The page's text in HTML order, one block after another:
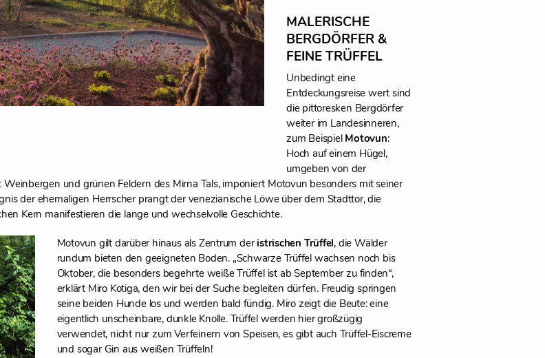
MALERISCHE
BERGDÖRFER &
FEINE TRÜFFEL
Unbedingt eine
Entdeckungsreise wert sind
die pittoresken Bergdörfer
weiter im Landesinneren,
zum Beispiel Motovun:
Hoch auf einem Hügel,
umgeben von der
und grünen Feldern des Mirna Tals, imponiert Motovun besonders mit seiner
der ehemaligen Herrscher prangt der venezianische Löwe über dem Stadttor, die
Kern manifestieren die lange und wechselvolle Geschichte.
Motovun gilt darüber hinaus als Zentrum deristrischen Trüffel, die Wälder
rundum bieten den geeigneten Boden. „Schwarze Trüffel wachsen noch bis
Oktober, die besonders begehrte weiße Trüffel ist ab September zu finden“,
erklärt Miro Kotiga, den wir bei der Suche begleiten dürfen. Freudig springen
seine beiden Hunde los und werden bald fündig. Miro zeigt die Beute: eine
eigentlich unscheinbare, dunkle Knolle. Trüffel werden hier großzügig
verwendet, nicht nur zum Verfeinern von Speisen, es gibt auch Trüffel-Eiscreme
und sogar Gin aus weißen Trüffeln!